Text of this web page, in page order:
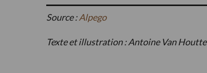
Source :Alpego
Texte et illustration : Antoine Van Houtte